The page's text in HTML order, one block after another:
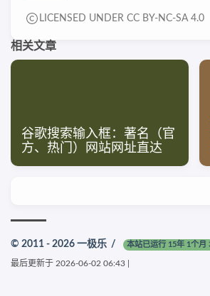
LICENSED UNDER CC BY-NC-SA 4.0
相关文章
谷歌搜索输入框：著名（官
方、热门）网站网址直达
© 2011 - 2026 一极乐 / 本站已运行 15年 1个月
最后更新于 2026-06-02 06:43